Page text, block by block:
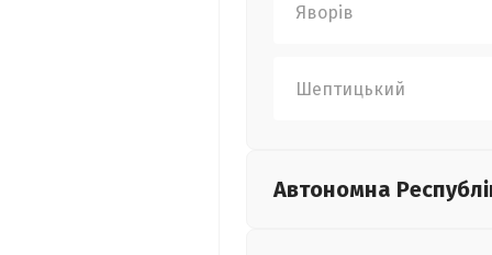
Яворів
Шептицький
Автономна